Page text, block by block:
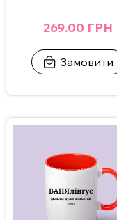
269.00 ГРН
Замовити